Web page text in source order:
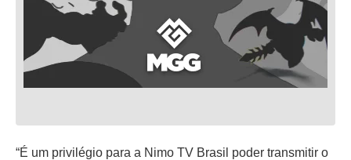
“É um privilégio para a Nimo TV Brasil poder transmitir o